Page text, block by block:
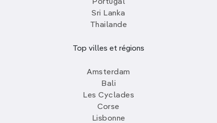
Portugal
Sri Lanka
Thailande
Top villes et régions
Amsterdam
Bali
Les Cyclades
Corse
Lisbonne